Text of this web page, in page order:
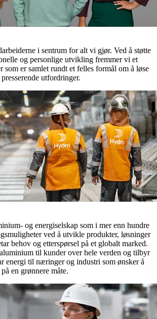
i sentrum for alt vi gjør. Ved å støtte
og personlige utvikling fremmer vi et
som er samlet rundt et felles formål om å løse
utfordringer.
og energiselskap som i mer enn hundre
ved å utvikle produkter, løsninger
behov og etterspørsel på et globalt marked.
til kunder over hele verden og tilbyr
energi til næringer og industri som ønsker å
en grønnere måte.